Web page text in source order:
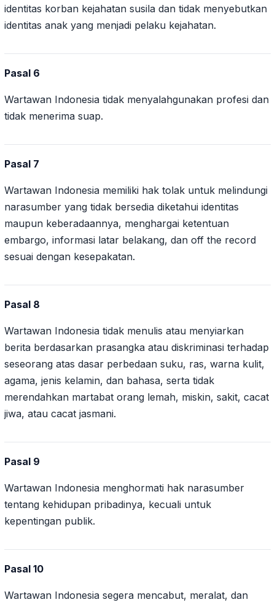
identitas korban kejahatan susila dan tidak menyebutkan
identitas anak yang menjadi pelaku kejahatan.
Pasal 6
Wartawan Indonesia tidak menyalahgunakan profesi dan
tidak menerima suap.
Pasal 7
Wartawan Indonesia memiliki hak tolak untuk melindungi
narasumber yang tidak bersedia diketahui identitas
maupun keberadaannya, menghargai ketentuan
embargo, informasi latar belakang, dan off the record
sesuai dengan kesepakatan.
Pasal 8
Wartawan Indonesia tidak menulis atau menyiarkan
berita berdasarkan prasangka atau diskriminasi terhadap
seseorang atas dasar perbedaan suku, ras, warna kulit,
agama, jenis kelamin, dan bahasa, serta tidak
merendahkan martabat orang lemah, miskin, sakit, cacat
jiwa, atau cacat jasmani.
Pasal 9
Wartawan Indonesia menghormati hak narasumber
tentang kehidupan pribadinya, kecuali untuk
kepentingan publik.
Pasal 10
Wartawan Indonesia segera mencabut, meralat, dan